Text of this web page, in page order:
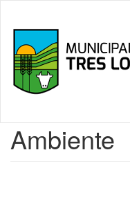
contenido
principal
Tres
Lomas
Contenido
Ambiente